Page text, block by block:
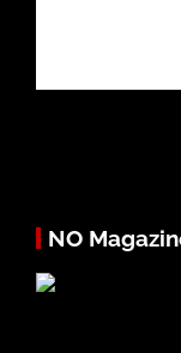
NO